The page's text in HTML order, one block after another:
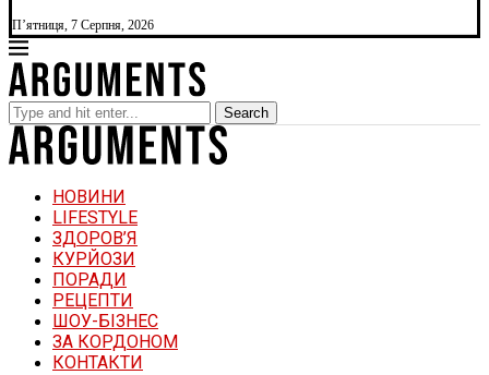
П’ятниця, 7 Серпня, 2026
Search
НОВИНИ
LIFESTYLE
ЗДОРОВ’Я
КУРЙОЗИ
ПОРАДИ
РЕЦЕПТИ
ШОУ-БІЗНЕС
ЗА КОРДОНОМ
КОНТАКТИ